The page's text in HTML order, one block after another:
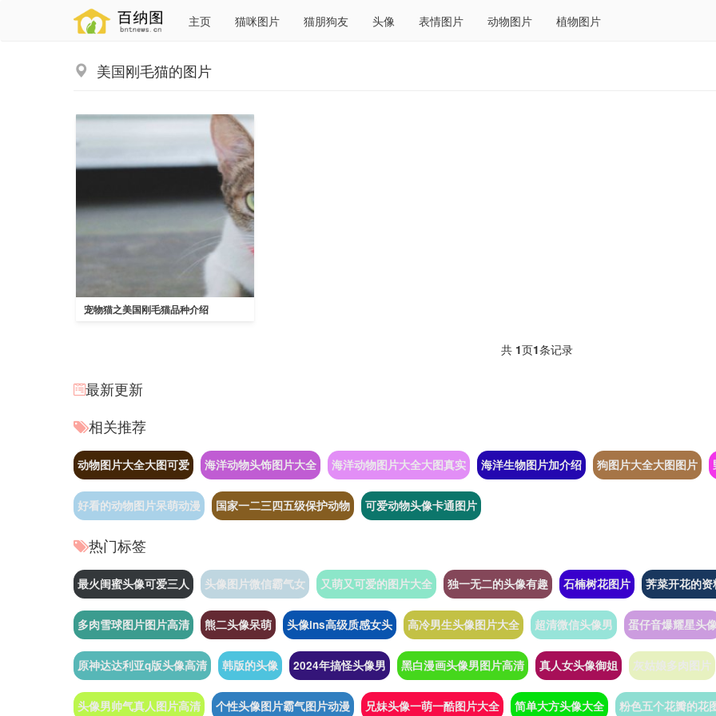
主页 猫咪图片 猫朋狗友 头像 表情图片 动物图片 植物图片
美国刚毛猫的图片
宠物猫之美国刚毛猫品种介绍
共 1页1条记录
最新更新
相关推荐
动物图片大全大图可爱 海洋动物头饰图片大全 海洋动物图片大全大图真实 海洋生物图片加介绍 狗图片大全大图图片
好看的动物图片呆萌动漫 国家一二三四五级保护动物 可爱动物头像卡通图片
热门标签
最火闺蜜头像可爱三人 头像图片微信霸气女 又萌又可爱的图片大全 独一无二的头像有趣 石楠树花图片 荠菜开花的资
多肉雪球图片图片高清 熊二头像呆萌 头像ins高级质感女头 高冷男生头像图片大全 超清微信头像男 蛋仔音爆耀星头
原神达达利亚q版头像高清 韩版的头像 2024年搞怪头像男 黑白漫画头像男图片高清 真人女头像御姐 灰姑娘多肉图片
头像男帅气真人图片高清 个性头像图片霸气图片动漫 兄妹头像一萌一酷图片大全 简单大方头像大全 粉色五个花瓣的花